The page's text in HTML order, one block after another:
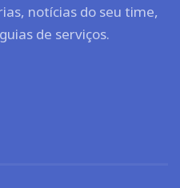
notícias do seu time,
de serviços.